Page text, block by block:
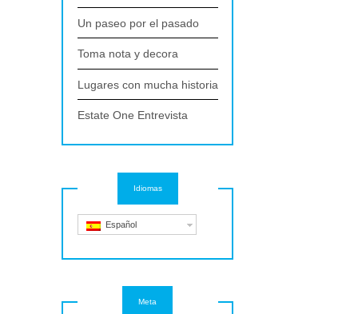
Un paseo por el pasado
Toma nota y decora
Lugares con mucha historia
Estate One Entrevista
Idiomas
Español
Meta